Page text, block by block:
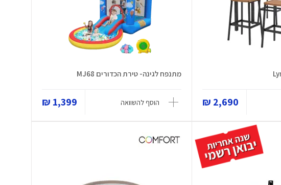
2,690 ₪
מתנפח לגינה- טירת הכדורים MJ68
הוסף להשוואה 1,399 ₪